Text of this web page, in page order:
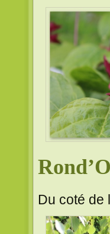
Rond’O
Du coté de